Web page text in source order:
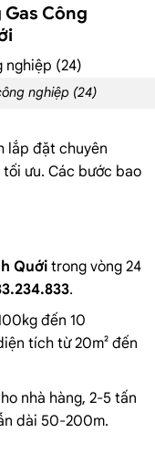
Công
nghiệp (24)
lắp đặt chuyên
ưu. Các bước bao
Quớitrong vòng 24
.
đến 10
tích từ 20m² đến
nhà hàng, 2-5 tấn
dài 50-200m.